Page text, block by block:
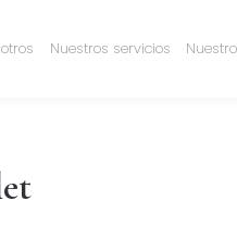
Nuestros servicios